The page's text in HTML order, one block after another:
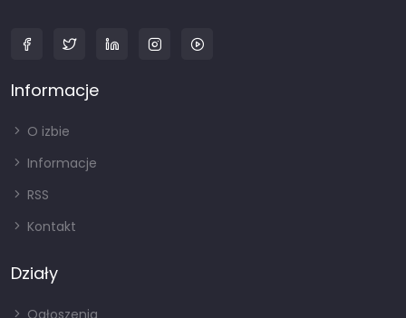
Informacje
O izbie
Informacje
RSS
Kontakt
Działy